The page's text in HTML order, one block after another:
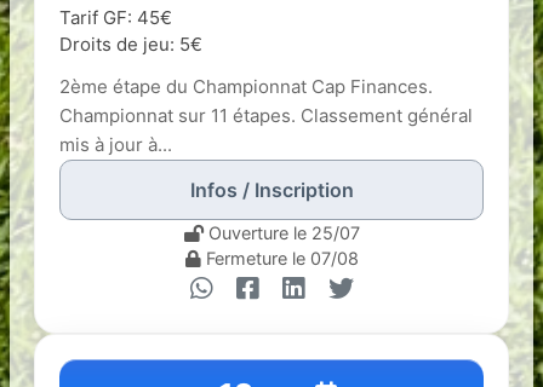
Tarif GF: 45€
Droits de jeu: 5€
2ème étape du Championnat Cap Finances.
Championnat sur 11 étapes. Classement général
mis à jour à...
Infos / Inscription
Ouverture le 25/07
Fermeture le 07/08